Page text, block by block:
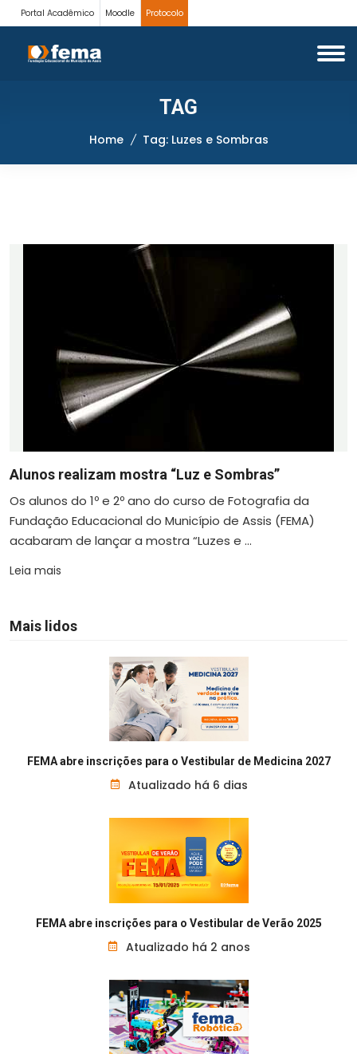
Portal Acadêmico Moodle Protocolo
TAG
Home Tag: Luzes e Sombras
Alunos realizam mostra “Luz e Sombras”
Os alunos do 1º e 2º ano do curso de Fotografia da
Fundação Educacional do Município de Assis (FEMA)
acabaram de lançar a mostra “Luzes e ...
Leia mais
Mais lidos
FEMA abre inscrições para o Vestibular de Medicina 2027
Atualizado há 6 dias
FEMA abre inscrições para o Vestibular de Verão 2025
Atualizado há 2 anos